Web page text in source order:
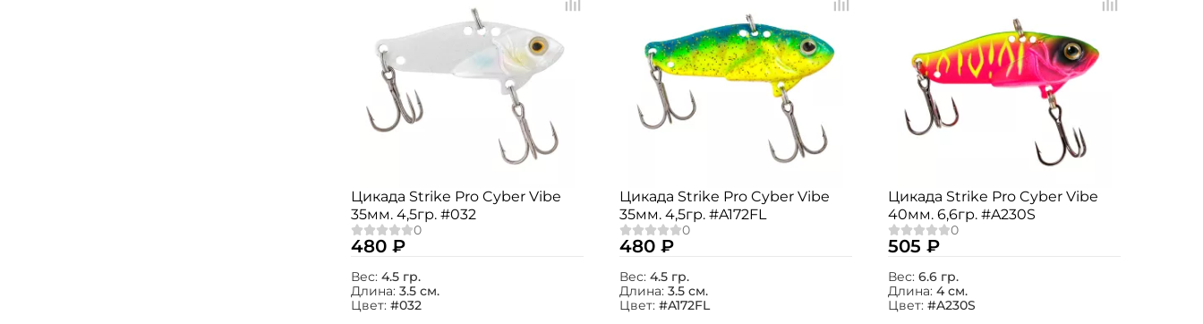
Цикада Strike Pro Cyber Vibe
35мм. 4,5гр. #032
480 ₽
Вес: 4.5 гр.
Длина: 3.5 см.
Цвет: #032
Цикада Strike Pro Cyber Vibe
35мм. 4,5гр. #A172FL
480 ₽
Вес: 4.5 гр.
Длина: 3.5 см.
Цвет: #A172FL
Цикада Strike Pro Cyber Vibe
40мм. 6,6гр. #A230S
505 ₽
Вес: 6.6 гр.
Длина: 4 см.
Цвет: #A230S